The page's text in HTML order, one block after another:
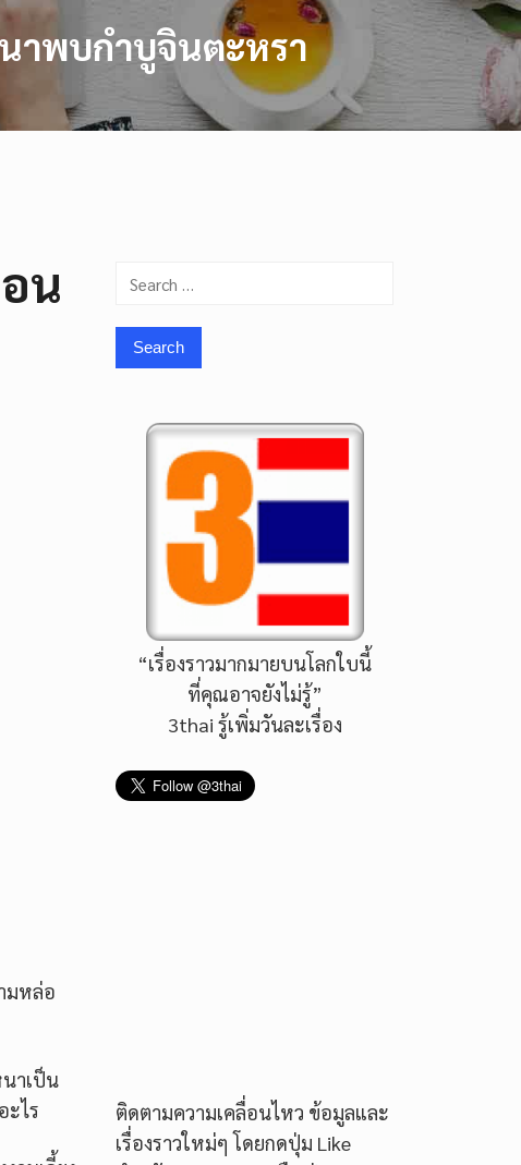
าพบกำบูจินตะหรา
น
มหล่อ
าเป็น
ะไร
Search
“เรื่องราวมากมายบนโลกใบนี้
ที่คุณอาจยังไม่รู้”
3thai รู้เพิ่มวันละเรื่อง
ติดตามความเคลื่อนไหว ข้อมูลและ
เรื่องราวใหม่ๆ โดยกดปุ่ม Like